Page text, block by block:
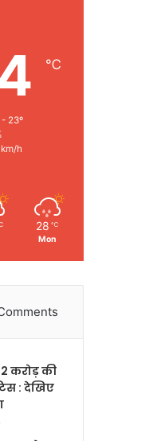
℃
23º
km/h
28 ℃
Mon
करोड़ की
: देखिए